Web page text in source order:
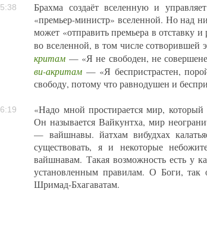
Брахма создаёт вселенную и
«премьер-министр» вселенной. Но над
может «отправить премьера в отставку
во вселенной, в том числе сотворившей
критам — «Я не свободен, не
ви-акритам — «Я беспристрастен,
свободу, потому что равнодушен и
«Надо мной простирается мир, который
Он называется Вайкунтха, мир
— вайшнавы. йатхам вибудхах
существовать, я и некоторые
вайшнавам. Такая возможность есть у
установленным правилам. О Боги, так
Шримад-Бхагаватам.